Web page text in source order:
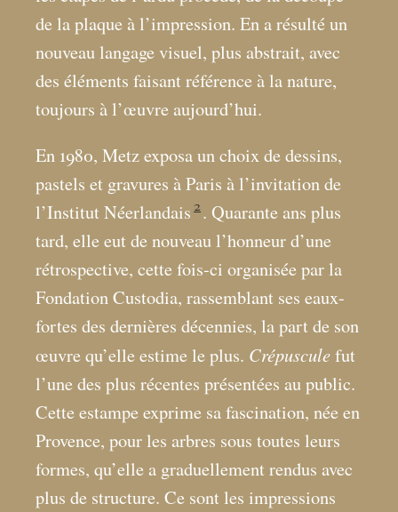
de la plaque à l’impression. En a résulté un
nouveau langage visuel, plus abstrait, avec
des éléments faisant référence à la nature,
toujours à l’œuvre aujourd’hui.
En 1980, Metz exposa un choix de dessins,
pastels et gravures à Paris à l’invitation de
l’Institut Néerlandais 2 . Quarante ans plus
tard, elle eut de nouveau l’honneur d’une
rétrospective, cette fois-ci organisée par la
Fondation Custodia, rassemblant ses eaux-
fortes des dernières décennies, la part de son
œuvre qu’elle estime le plus. Crépusculefut
l’une des plus récentes présentées au public.
Cette estampe exprime sa fascination, née en
Provence, pour les arbres sous toutes leurs
formes, qu’elle a graduellement rendus avec
plus de structure. Ce sont les impressions